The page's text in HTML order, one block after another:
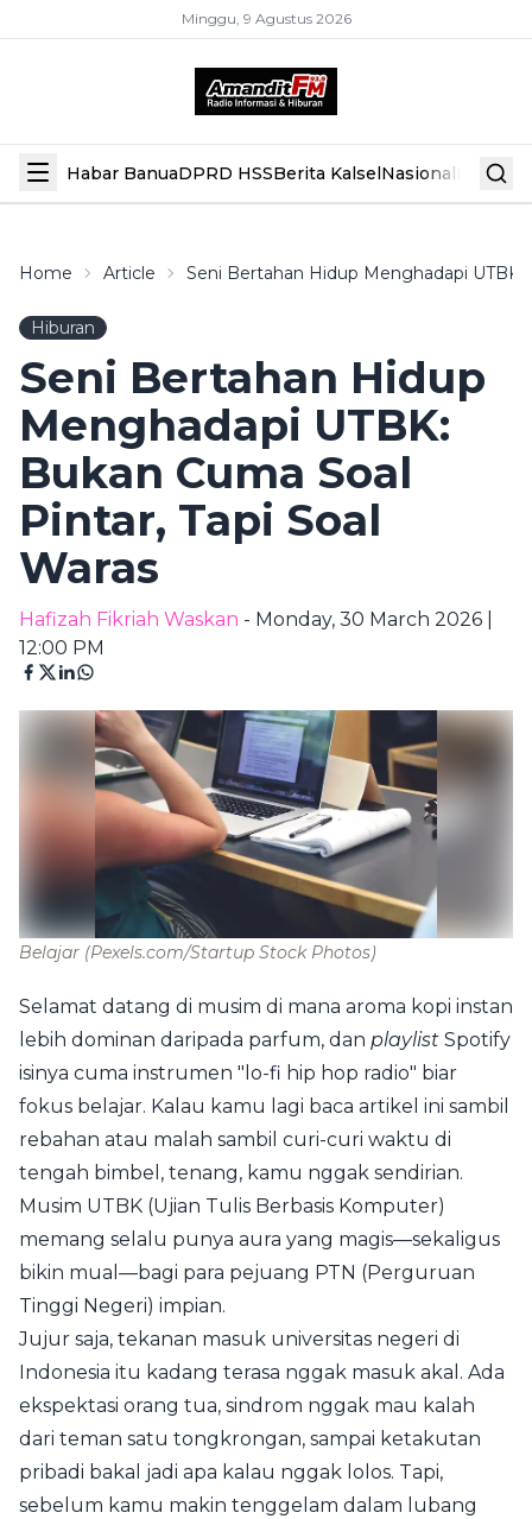
Minggu, 9 Agustus 2026
Habar BanuaDPRD HSSBerita KalselNasional Hiburan
Home Article Seni Bertahan Hidup Menghadapi UTBK:
Hiburan
Seni Bertahan Hidup
Menghadapi UTBK:
Bukan Cuma Soal
Pintar, Tapi Soal
Waras
Hafizah Fikriah Waskan - Monday, 30 March 2026 |
12:00 PM
Belajar (Pexels.com/Startup Stock Photos)
Selamat datang di musim di mana aroma kopi instan
lebih dominan daripada parfum, dan playlist Spotify
isinya cuma instrumen "lo-fi hip hop radio" biar
fokus belajar. Kalau kamu lagi baca artikel ini sambil
rebahan atau malah sambil curi-curi waktu di
tengah bimbel, tenang, kamu nggak sendirian.
Musim UTBK (Ujian Tulis Berbasis Komputer)
memang selalu punya aura yang magis—sekaligus
bikin mual—bagi para pejuang PTN (Perguruan
Tinggi Negeri) impian.
Jujur saja, tekanan masuk universitas negeri di
Indonesia itu kadang terasa nggak masuk akal. Ada
ekspektasi orang tua, sindrom nggak mau kalah
dari teman satu tongkrongan, sampai ketakutan
pribadi bakal jadi apa kalau nggak lolos. Tapi,
sebelum kamu makin tenggelam dalam lubang